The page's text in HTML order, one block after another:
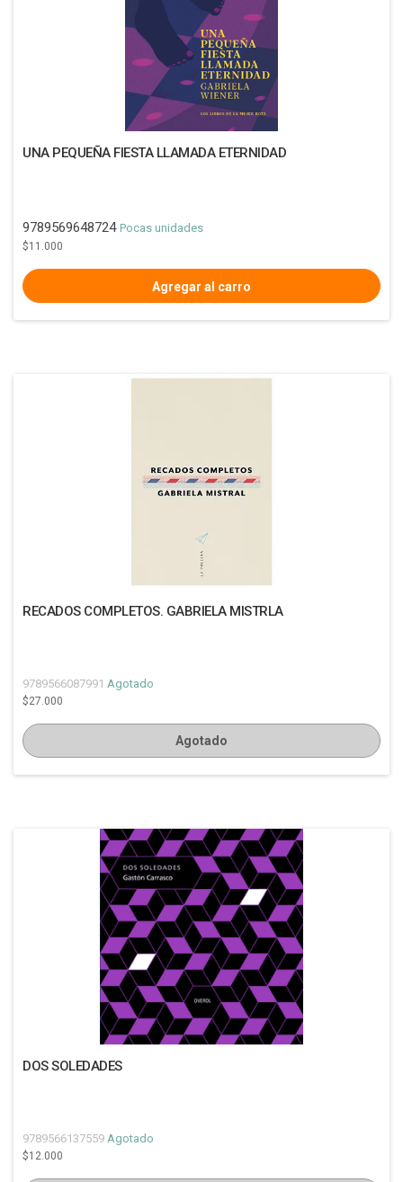
UNA PEQUEÑA FIESTA LLAMADA ETERNIDAD
9789569648724 Pocas unidades
$11.000
RECADOS COMPLETOS. GABRIELA MISTRLA
9789566087991 Agotado
$27.000
Agotado
DOS SOLEDADES
9789566137559 Agotado
$12.000